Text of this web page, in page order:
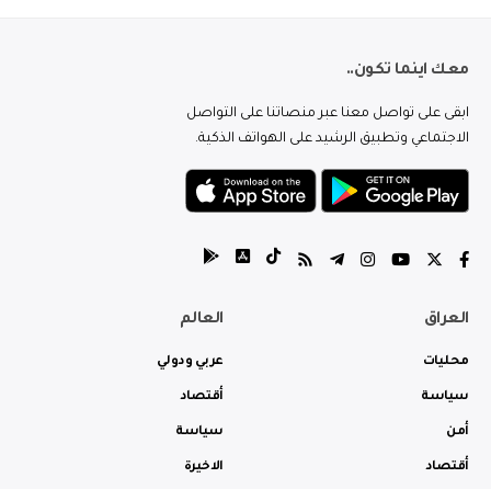
معك اينما تكون..
ابقى على تواصل معنا عبر منصاتنا على التواصل
الاجتماعي وتطبيق الرشيد على الهواتف الذكية.
العراق
محليات
سياسة
أمن
أقتصاد
العالم
عربي ودولي
أقتصاد
سياسة
الاخيرة